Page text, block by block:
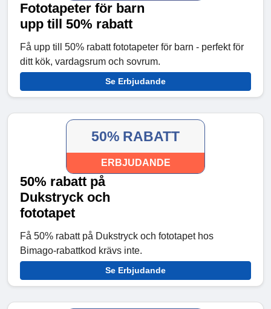
Fototapeter för barn
upp till 50% rabatt
Få upp till 50% rabatt fototapeter för barn - perfekt för
ditt kök, vardagsrum och sovrum.
Se Erbjudande
50% RABATT
ERBJUDANDE
50% rabatt på
Dukstryck och
fototapet
Få 50% rabatt på Dukstryck och fototapet hos
Bimago-rabattkod krävs inte.
Se Erbjudande